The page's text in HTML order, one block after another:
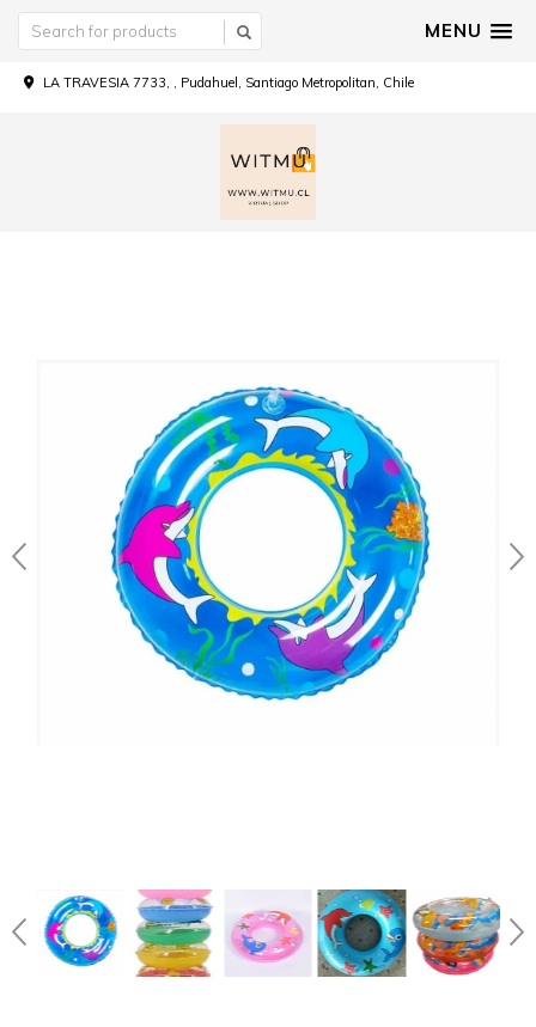
MENU
LA TRAVESIA 7733, , Pudahuel, Santiago Metropolitan, Chile